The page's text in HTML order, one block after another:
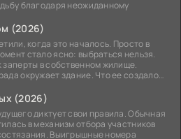
благодаря неожиданному
(2026)
когда это началось. Просто в
стало ясно: выбраться нельзя.
заперты в собственном жилище.
окружает здание. Что ее создало
(2026)
диктует свои правила. Обычная
в механизм отбора участников
Выигрышные номера